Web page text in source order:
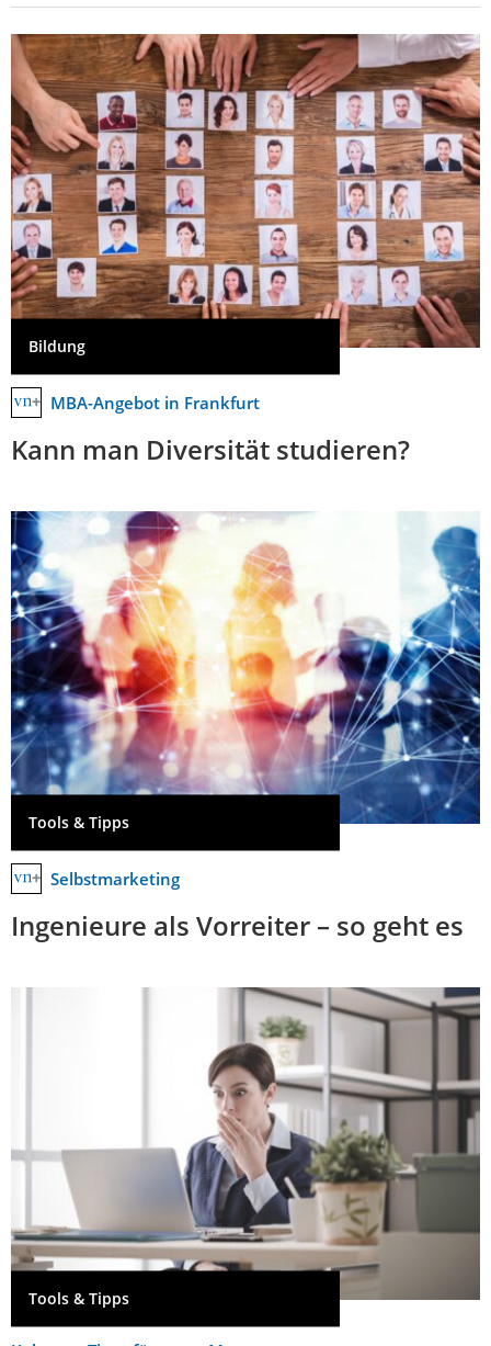
Bildung
MBA-Angebot in Frankfurt
Kann man Diversität studieren?
Tools & Tipps
Selbstmarketing
Ingenieure als Vorreiter – so geht es
Tools & Tipps